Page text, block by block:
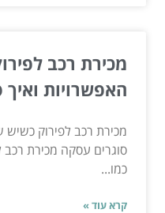
מכירת רכב
האפשרויות
מכירת רכב לפירוק כשיש
סוגרים עסקה מכירת
כמו...
קרא עוד »